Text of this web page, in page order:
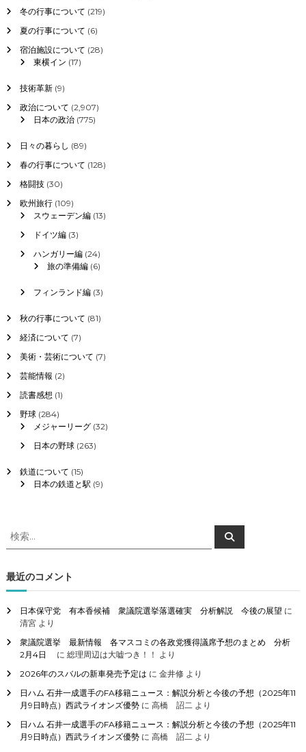
冬の行事について (219)
夏の行事について (6)
宿泊施設について (28)
東横イン (17)
技術革新(9)
政治について (2,907)
日本の政治(775)
日々の暮らし (89)
春の行事について (128)
格闘技(30)
欧州旅行(109)
スウェーデン編(13)
ドイツ編(3)
ハンガリー編(24)
旅の準備編(6)
フィンランド編(3)
秋の行事について (81)
経済について (7)
美術・芸術について (7)
芸能情報 (2)
読書感想 (1)
野球(284)
メジャーリーグ(32)
日本の野球(263)
鉄道について (15)
日本の鉄道と駅 (9)
検
索
象
:
検
索
最近のコメント
日本保守党 有本香候補 衆議院選挙落選確実 分析解説 今後の展望 に
清宮より
衆議院選挙 最新情報 各マスコミの各政党獲得議席予想のまとめ 分析
2月4日
に 総理周辺は大嘘つき！！
より
2026年のスバルの新車発売予定は に 金井修より
日ハム 石井一成選手のFA移籍ニュース：解説分析と今後の予想（2025年11
月9日時点）西武ライオンズ優勢に 高橋 詔二 より
日ハム 石井一成選手のFA移籍ニュース：解説分析と今後の予想（2025年11
月9日時点）西武ライオンズ優勢に 高橋 詔二 より